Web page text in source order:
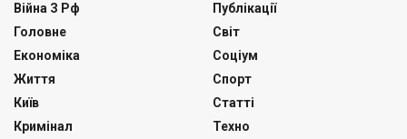
Війна З Рф
Головне
Економіка
Життя
Київ
Кримінал
Публікації
Світ
Соціум
Спорт
Статті
Техно